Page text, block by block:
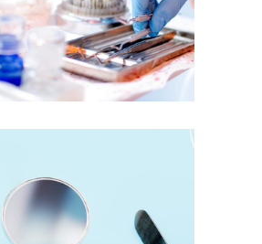
Dentist Surgery
Professionals